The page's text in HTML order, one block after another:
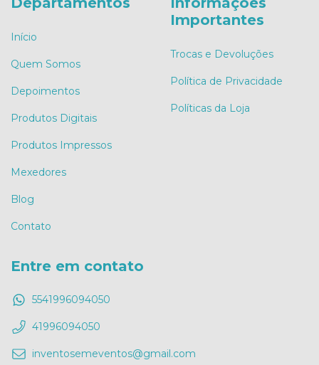
Início
Quem Somos
Depoimentos
Produtos Digitais
Produtos Impressos
Mexedores
Blog
Contato
Importantes
Trocas e Devoluções
Política de Privacidade
Políticas da Loja
Entre em contato
5541996094050
41996094050
inventosemeventos@gmail.com